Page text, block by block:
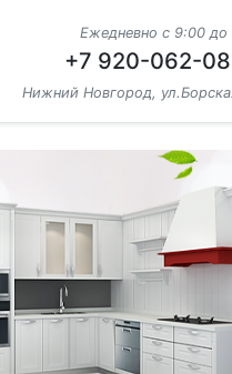
Ежедневно с 9:00 до
+7 920-062-
Нижний Новгород,